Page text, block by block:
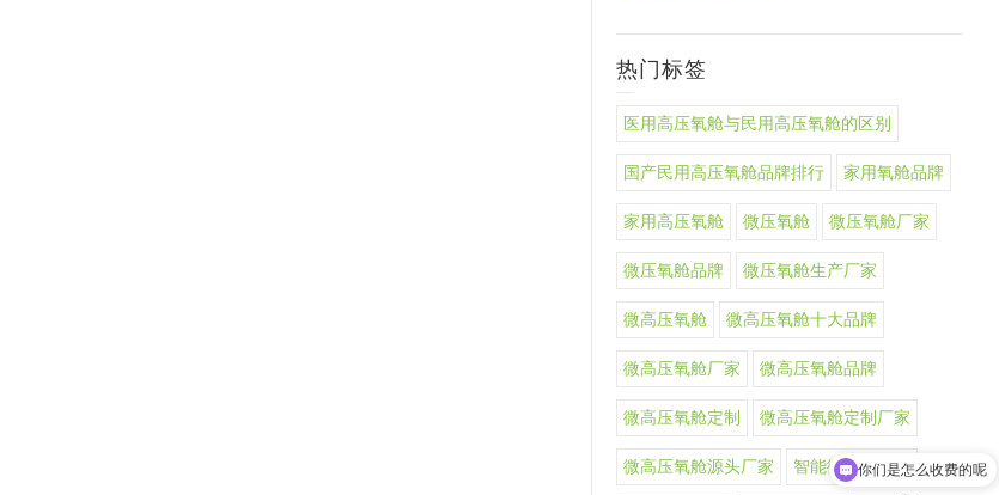
热门标签
医用高压氧舱与民用高压氧舱的区别
国产民用高压氧舱品牌排行 家用氧舱品牌
家用高压氧舱 微压氧舱 微压氧舱厂家
微压氧舱品牌 微压氧舱生产厂家
微高压氧舱 微高压氧舱十大品牌
微高压氧舱厂家 微高压氧舱品牌
微高压氧舱定制 微高压氧舱定制厂家
微高压氧舱源头厂家 智能微高压氧舱你们是怎么收费的呢